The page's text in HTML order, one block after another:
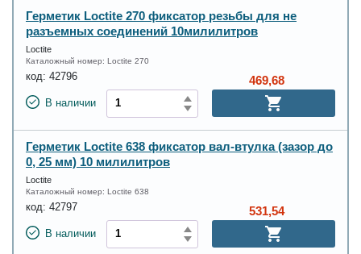
Герметик Loctite 270 фиксатор резьбы для не
разъемных соединений 10милилитров
Loctite
Каталожный номер: Loctite 270
код: 42796
В наличии
469,68
Герметик Loctite 638 фиксатор вал-втулка (зазор до
0, 25 мм) 10 милилитров
Loctite
Каталожный номер: Loctite 638
код: 42797
В наличии
531,54